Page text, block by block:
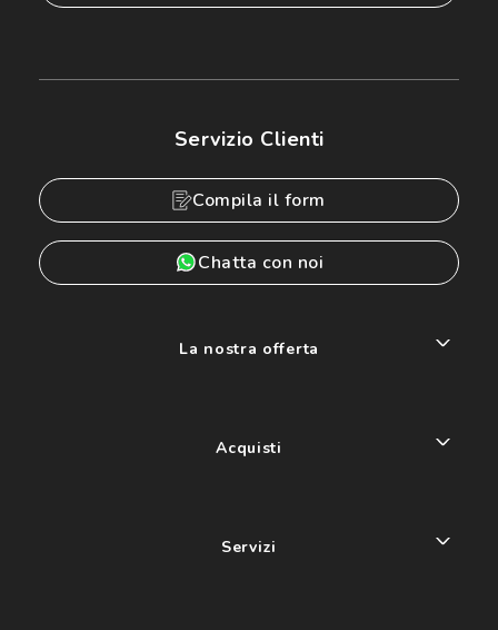
Servizio Clienti
Compila il form
Chatta con noi
La nostra offerta
Acquisti
Servizi